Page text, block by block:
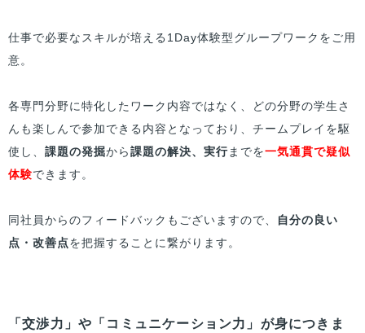
仕事で必要なスキルが培える1Day体験型グループワークをご用
意。
各専門分野に特化したワーク内容ではなく、どの分野の学生さ
んも楽しんで参加できる内容となっており、チームプレイを駆
使し、 課題の発掘から課題の解決、実行までを一気通貫で疑似
体験できます。
同社員からのフィードバックもございますので、
自分の良い
点・改善点を把握することに繋がります。
「交渉力」や「コミュニケーション力」が身につきま